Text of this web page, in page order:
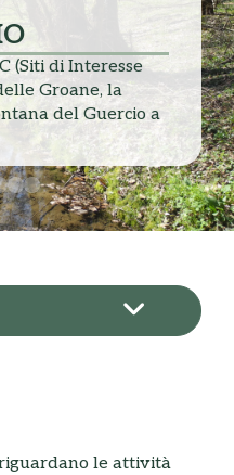
(Siti di Interesse
Groane, la
del Guercio a
le attività